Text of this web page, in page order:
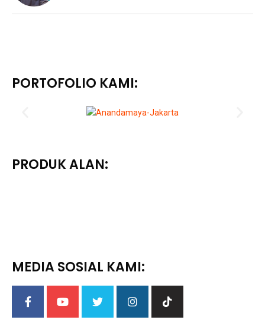
PORTOFOLIO KAMI:
PRODUK ALAN:
MEDIA SOSIAL KAMI: